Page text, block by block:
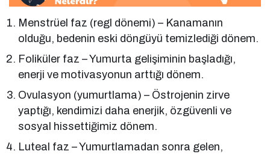
Menstrüel faz (regl dönemi) – Kanamanın
olduğu, bedenin eski döngüyü temizlediği dönem.
Foliküler faz – Yumurta gelişiminin başladığı,
enerji ve motivasyonun arttığı dönem.
Ovulasyon (yumurtlama) – Östrojenin zirve
yaptığı, kendimizi daha enerjik, özgüvenli ve
sosyal hissettiğimiz dönem.
Luteal faz – Yumurtlamadan sonra gelen,